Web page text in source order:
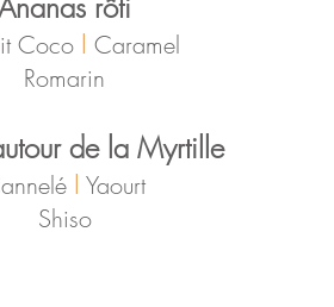
Coco I Caramel
Romarin
de la Myrtille
I Yaourt
Shiso